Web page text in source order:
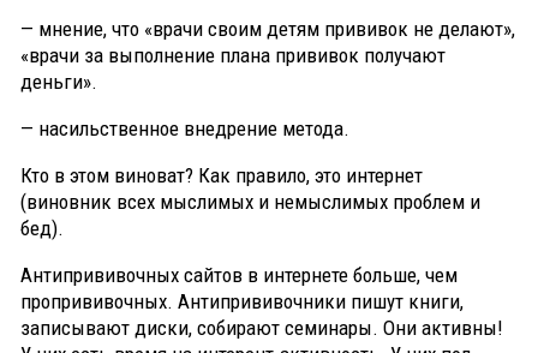
— мнение, что «врачи своим детям прививок не делают»,
«врачи за выполнение плана прививок получают
деньги».
— насильственное внедрение метода.
Кто в этом виноват? Как правило, это интернет
(виновник всех мыслимых и немыслимых проблем и
бед).
Антипрививочных сайтов в интернете больше, чем
пропрививочных. Антипрививочники пишут книги,
записывают диски, собирают семинары. Они активны!